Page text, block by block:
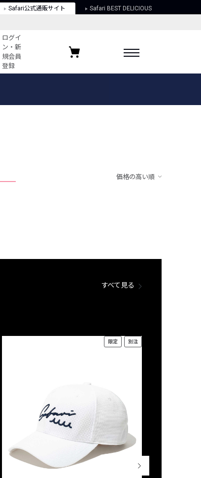
Safari公式通販サイト Safari BEST DELICIOUS
ログイ
ン・新
規会員
登録
お気に入りブランド
価格の高い順
すべて見る
限定 別注